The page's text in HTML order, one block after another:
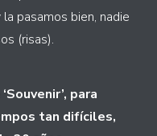
pasamos bien, nadie
(risas).
para
tan difíciles,